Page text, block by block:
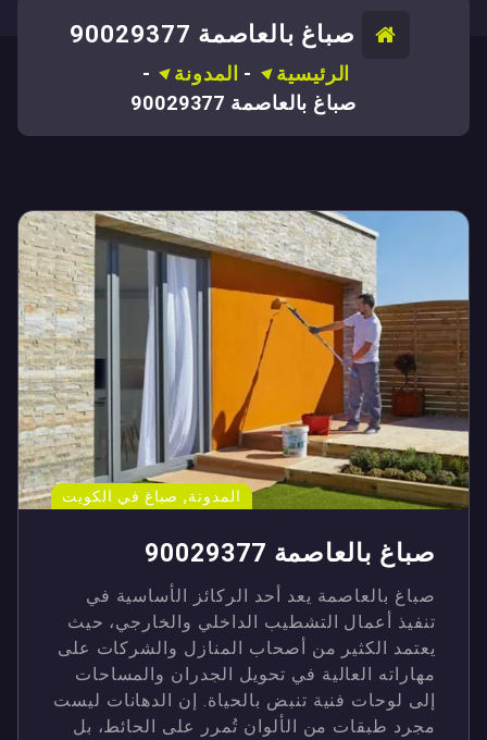
صباغ بالعاصمة 90029377
الرئيسية -المدونة -
صباغ بالعاصمة 90029377
المدونة,صباغ في الكويت
صباغ بالعاصمة 90029377
صباغ بالعاصمة يعد أحد الركائز الأساسية في
تنفيذ أعمال التشطيب الداخلي والخارجي، حيث
يعتمد الكثير من أصحاب المنازل والشركات على
مهاراته العالية في تحويل الجدران والمساحات
إلى لوحات فنية تنبض بالحياة. إن الدهانات ليست
مجرد طبقات من الألوان تُمرر على الحائط، بل